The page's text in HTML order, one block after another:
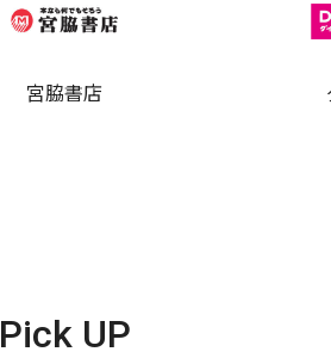
宮脇書店
Pick UP